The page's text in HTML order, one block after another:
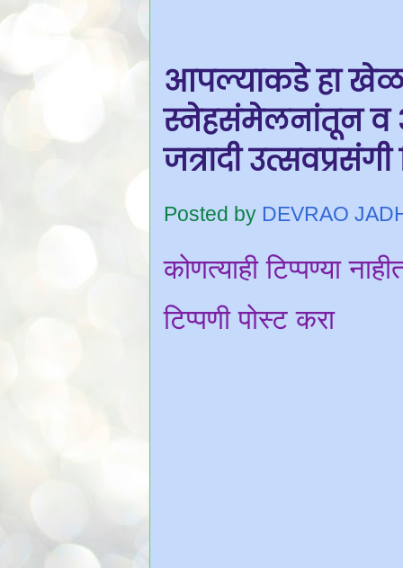
आपल्याकडे हा खेळ
स्नेहसंमेलनांतून व
जत्रादी
Posted by DEVRAO
कोणत्याही टिप्पण्‍या
टिप्पणी पोस्ट करा